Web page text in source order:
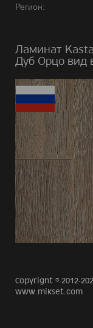
Регион:
Ламинат
Дуб Орцо вид
Copyright © 2012-
www.mikset.com